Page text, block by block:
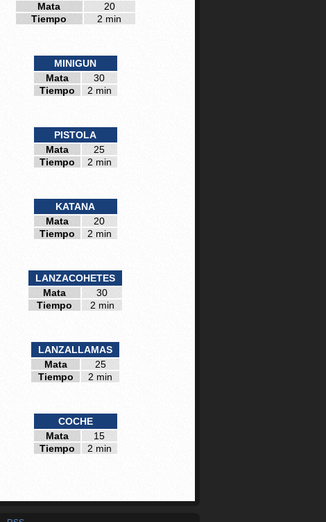
Mata
20
Tiempo
2 min
MINIGUN
Mata
30
Tiempo
2 min
PISTOLA
Mata
25
Tiempo
2 min
KATANA
Mata
20
Tiempo
2 min
LANZACOHETES
Mata
30
Tiempo
2 min
LANZALLAMAS
Mata
25
Tiempo
2 min
COCHE
Mata
15
Tiempo
2 min